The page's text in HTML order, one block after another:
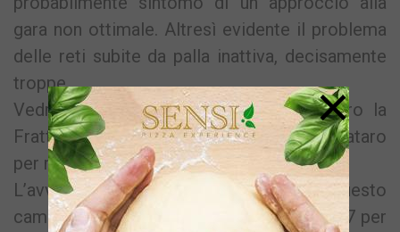
gara non ottimale. Altresì evidente il problema
delle reti subite da palla inattiva, decisamente
troppe.
Vedremo come reagirà la squadra contro la
Frattese, e cosa si inventerà mister Sarnataro
per risollevare l’umore della piazza.
L’avversario è ostico, come tutti in questo
campionato. I punti in campionato sono 37 per
×